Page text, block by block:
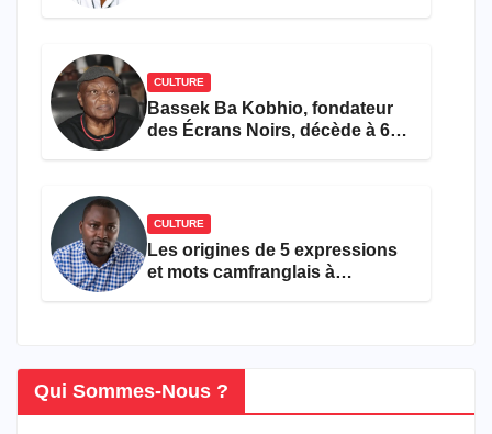
CULTURE
Bassek Ba Kobhio, fondateur
des Écrans Noirs, décède à 69
CULTURE
Les origines de 5 expressions
et mots camfranglais à
Qui Sommes-Nous ?